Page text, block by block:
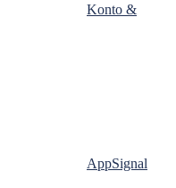
Konto &
AppSignal